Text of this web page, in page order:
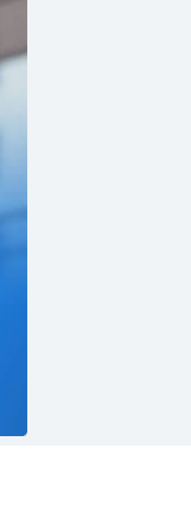
ve
sahiplerinin
doğru ve
hangi
bu amaçları
ve Ölçülü